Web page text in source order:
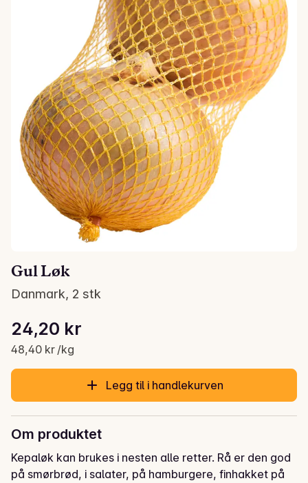
Gul Løk
Danmark, 2 stk
Gjeldende pris er: 24,20 kr
24,20 kr
48,40 kr /kg
Stykkpris: 48,40 kr /kg
Legg til i handlekurven
Om produktet
Kepaløk kan brukes i nesten alle retter. Rå er den god
på smørbrød, i salater, på hamburgere, finhakket på